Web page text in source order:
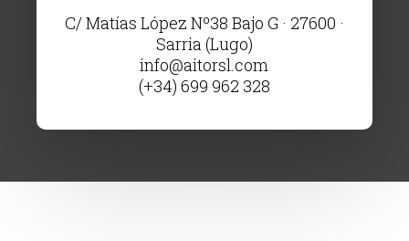
C/ Matías López Nº38 Bajo G · 27600 ·
Sarria (Lugo)
info@aitorsl.com
(+34) 699 962 328